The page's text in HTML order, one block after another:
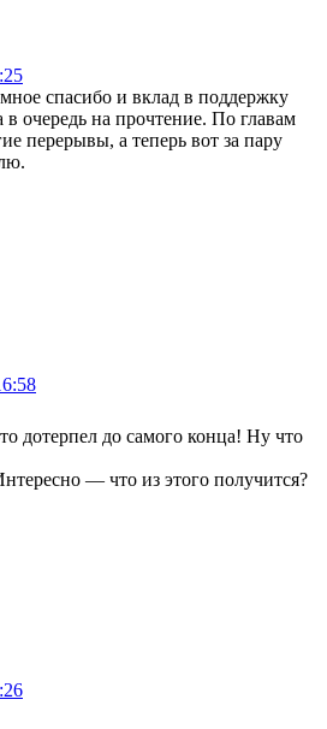
спасибо и вклад в поддержку
очередь на прочтение. По главам
перерывы, а теперь вот за пару
дотерпел до самого конца! Ну что
— что из этого получится?